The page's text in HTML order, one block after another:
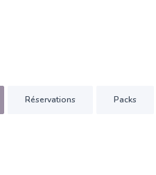
Réservations Packs